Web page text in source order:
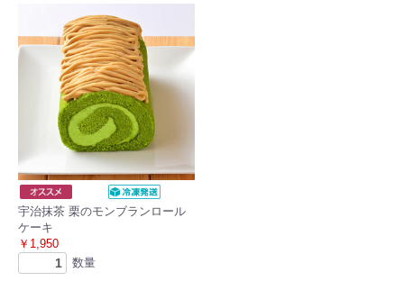
宇治抹茶 栗のモンブランロール
ケーキ
￥1,950
数量
お買い物を続ける